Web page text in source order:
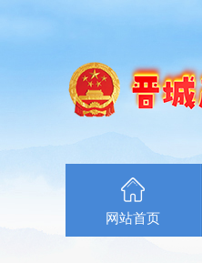
网站首页